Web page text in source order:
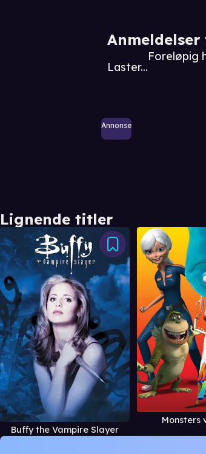
Laster...
Foreløpig
Annonse
Lignende titler
Buffy the Vampire Slayer
Monsters